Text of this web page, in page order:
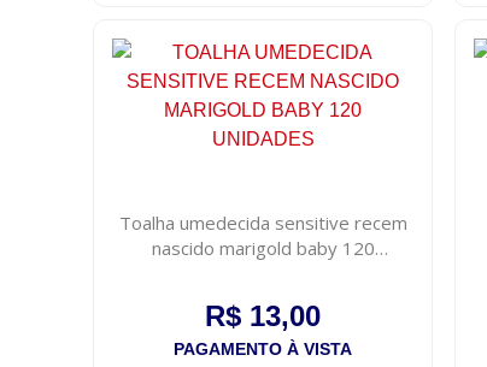
Toalha umedecida sensitive recem
nascido marigold baby 120
R$ 13,00
PAGAMENTO À VISTA